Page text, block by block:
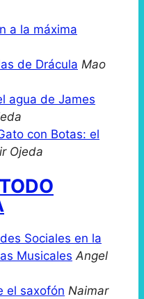
a la máxima
de Drácula Mao
agua de James
con Botas: el
Ojeda
Sociales en la
Musicales Angel
el saxofón Naimar